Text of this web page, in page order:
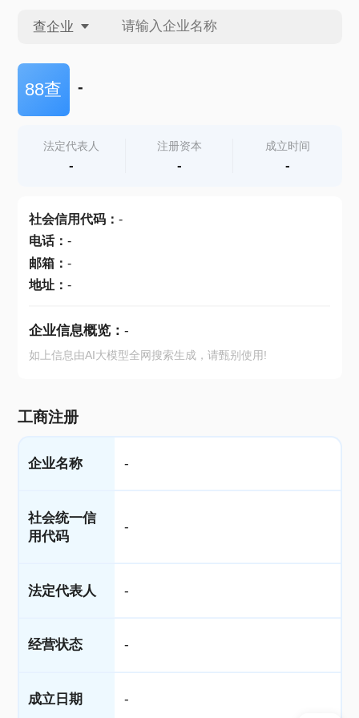
查企业
查企业
查产地
88查 -
法定代表人
-
注册资本
-
成立时间
-
社会信用代码： -
电话： -
邮箱： -
地址： -
企业信息概览： -
如上信息由AI大模型全网搜索生成，请甄别使用!
工商注册
企业名称 -
社会统一信
用代码
-
法定代表人 -
经营状态 -
成立日期 -